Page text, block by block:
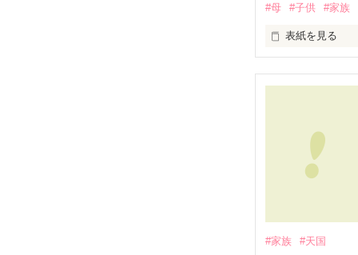
#母 #子供 #家族
表紙を見る
僕だけの特別
前を向いて歩
#家族 #天国